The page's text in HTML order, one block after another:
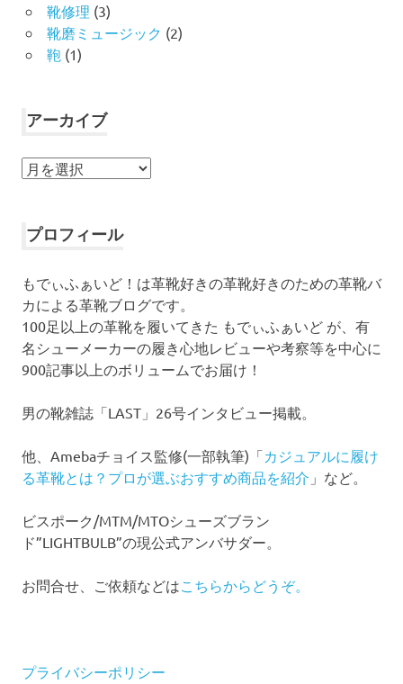
靴修理 (3)
靴磨ミュージック (2)
鞄 (1)
アーカイブ
ア
イ
プロフィール
もでぃふぁいど！は革靴好きの革靴好きのための革靴バ
カによる革靴ブログです。
100足以上の革靴を履いてきた もでぃふぁいど が、有
名シューメーカーの履き心地レビューや考察等を中心に
900記事以上のボリュームでお届け！
男の靴雑誌「LAST」26号インタビュー掲載。
他、Amebaチョイス監修(一部執筆)「カジュアルに履け
る革靴とは？プロが選ぶおすすめ商品を紹介 」など。
ビスポーク/MTM/MTOシューズブラン
ド”LIGHTBULB”の現公式アンバサダー。
お問合せ、ご依頼などは こちらからどうぞ。
プライバシーポリシー